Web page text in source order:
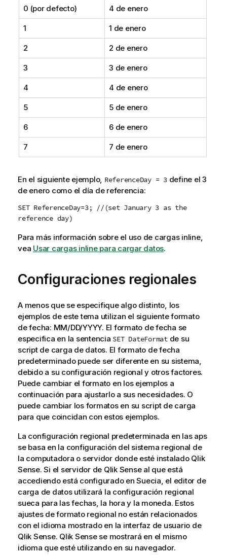
0 (por defecto) 4 de enero
1 1 de enero
2 2 de enero
3 3 de enero
4 4 de enero
5 5 de enero
6 6 de enero
7 7 de enero
En el siguiente ejemplo, ReferenceDay = 3define el 3
de enero como el día de referencia:
SET ReferenceDay=3; //(set January 3 as the
reference day)
Para más información sobre el uso de cargas inline,
vea Usar cargas inline para cargar datos.
Configuraciones regionales
A menos que se especifique algo distinto, los
ejemplos de este tema utilizan el siguiente formato
de fecha: MM/DD/YYYY. El formato de fecha se
especifica en la sentencia SET DateFormatde su
script de carga de datos. El formato de fecha
predeterminado puede ser diferente en su sistema,
debido a su configuración regional y otros factores.
Puede cambiar el formato en los ejemplos a
continuación para ajustarlo a sus necesidades. O
puede cambiar los formatos en su script de carga
para que coincidan con estos ejemplos.
La configuración regional predeterminada en las aps
se basa en la configuración del sistema regional de
la computadora o servidor donde esté instalado Qlik
Sense. Si el servidor de Qlik Senseal que está
accediendo está configurado en Suecia, el editor de
carga de datos utilizará la configuración regional
sueca para las fechas, la hora y la moneda. Estos
ajustes de formato regional no están relacionados
con el idioma mostrado en la interfaz de usuario de
Qlik Sense. Qlik Sensese mostrará en el mismo
idioma que esté utilizando en su navegador.